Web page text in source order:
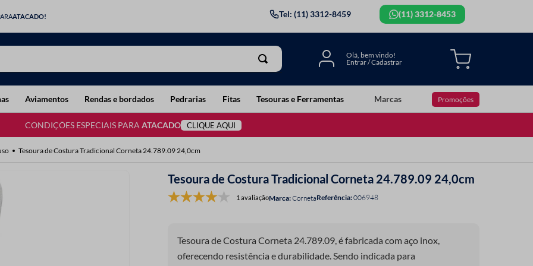
ATACADO! Tel: (11) 3312-8459 (11) 3312-8453
Aviamentos Rendas e bordados Pedrarias Fitas Tesouras e Ferramentas Marcas Promoções
CONDIÇÕES ESPECIAIS PARA ATACADO CLIQUE AQUI
Tesoura de Costura Tradicional Corneta 24.789.09 24,0cm
Tesoura de Costura Tradicional Corneta 24.789.09 24,0cm
1 avaliação CornetaReferência:006948
Tesoura de Costura Corneta 24.789.09, é fabricada com aço inox,
oferecendo resistência e durabilidade. Sendo indicada para